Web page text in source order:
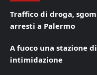
Traffico di droga,
arresti a Palermo
A fuoco una stazione
intimidazione